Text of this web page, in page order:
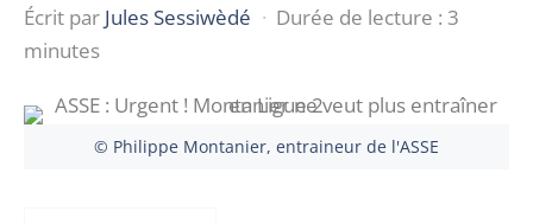
Écrit par Jules Sessiwèdé · Durée de lecture : 3
minutes
© Philippe Montanier, entraineur de l'ASSE